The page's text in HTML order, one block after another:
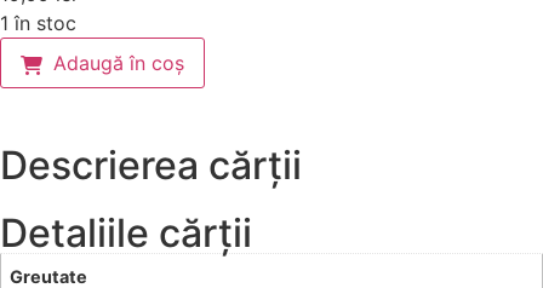
1 în stoc
Adaugă în coș
Descrierea cărții
Detaliile cărții
Greutate